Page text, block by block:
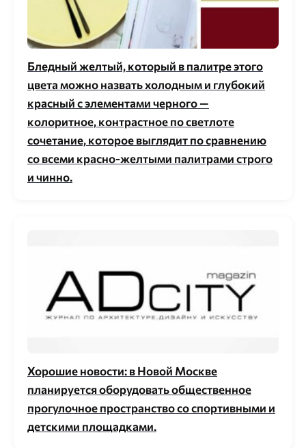
Бледный желтый, который в палитре этого
цвета можно назвать холодным и глубокий
красный с элементами черного —
колоритное, контрастное по светлоте
сочетание, которое выглядит по сравнению
со всеми красно-желтыми палитрами строго
и чинно.
Хорошие новости: в Новой Москве
планируется оборудовать общественное
прогулочное пространство со спортивными и
детскими площадками.